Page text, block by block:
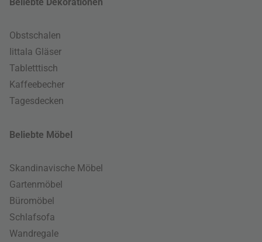
Obstschalen
Iittala Gläser
Tabletttisch
Kaffeebecher
Tagesdecken
Beliebte Möbel
Skandinavische Möbel
Gartenmöbel
Büromöbel
Schlafsofa
Wandregale